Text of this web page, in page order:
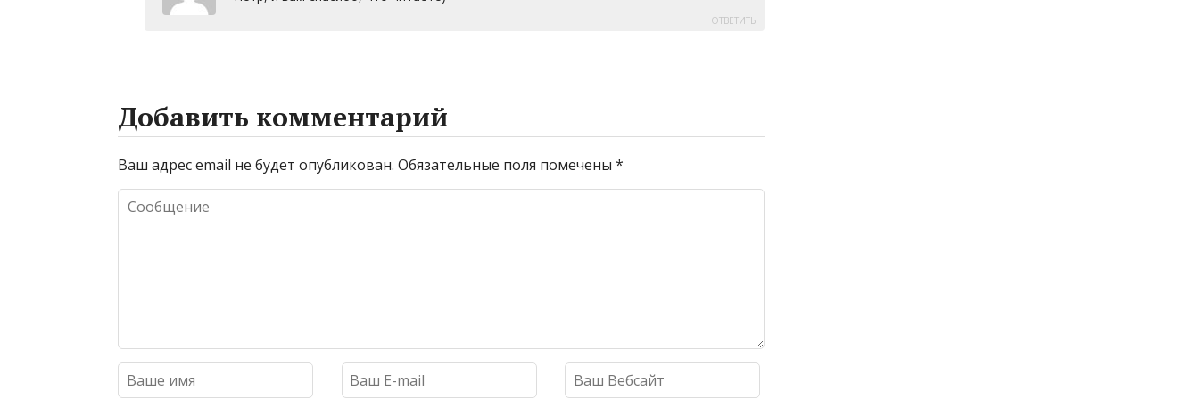
ОТВЕТИТЬ
Добавить комментарий
Ваш адрес email не будет опубликован. Обязательные поля помечены *